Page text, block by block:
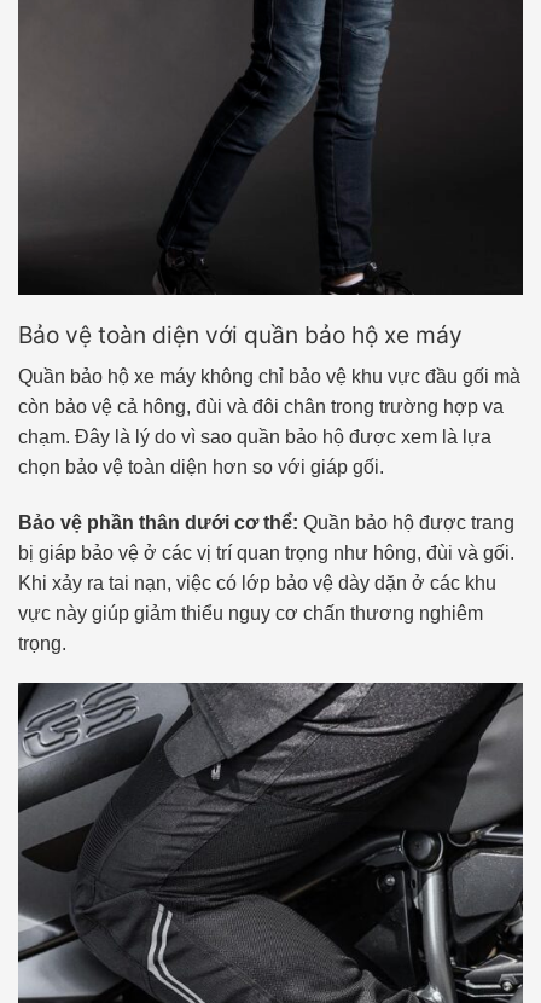
Bảo vệ toàn diện với quần bảo hộ xe máy
Quần bảo hộ xe máy không chỉ bảo vệ khu vực đầu gối mà
còn bảo vệ cả hông, đùi và đôi chân trong trường hợp va
chạm. Đây là lý do vì sao quần bảo hộ được xem là lựa
chọn bảo vệ toàn diện hơn so với giáp gối.
Bảo vệ phần thân dưới cơ thể: Quần bảo hộ được trang
bị giáp bảo vệ ở các vị trí quan trọng như hông, đùi và gối.
Khi xảy ra tai nạn, việc có lớp bảo vệ dày dặn ở các khu
vực này giúp giảm thiểu nguy cơ chấn thương nghiêm
trọng.